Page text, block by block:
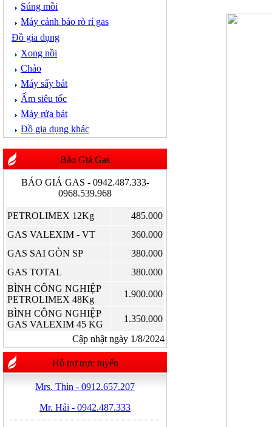
Súng mồi
Máy cảnh báo rò rỉ gas
Đồ gia dụng
Xong nồi
Chảo
Máy sấy bát
Ấm siêu tốc
Máy rửa bát
Đồ gia dụng khác
Báo Giá Gas
BÁO GIÁ GAS - 0942.487.333-
0968.539.968
PETROLIMEX 12Kg
485.000
GAS VALEXIM - VT
360.000
GAS SAI GÒN SP
380.000
GAS TOTAL
380.000
BÌNH CÔNG NGHIỆP
PETROLIMEX 48Kg
1.900.000
BÌNH CÔNG NGHIỆP
GAS VALEXIM 45 KG
1.350.000
Cập nhật ngày 1/8/2024
Hỗ trợ trực tuyến
Mrs. Thìn - 0912.657.207
Mr. Hải - 0942.487.333